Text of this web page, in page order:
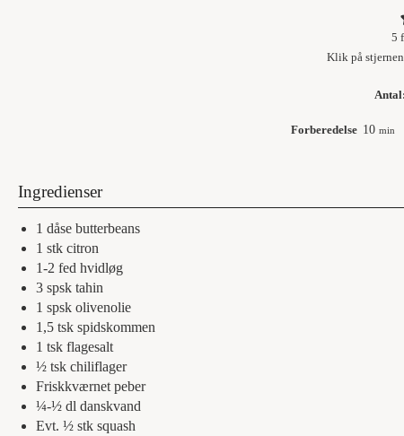
5
Klik på
Antal:
Forberedelse 10 min
Ingredienser
1 dåse butterbeans
1 stk citron
1-2 fed hvidløg
3 spsk tahin
1 spsk olivenolie
1,5 tsk spidskommen
1 tsk flagesalt
½ tsk chiliflager
Friskkværnet peber
¼-½ dl danskvand
Evt. ½ stk squash